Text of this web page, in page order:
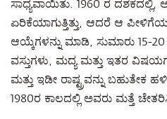
ಸಾಧ್ಯವಾಯಿತು. 1960 ರ
ಏರಿಕೆಯಾಗುತ್ತಿತ್ತು, ಆದರೆ ಆ
ಆಯ್ಕೆಗಳನ್ನು ಮಾಡಿ, ಸುಮಾರು 15-
ವಸ್ತುಗಳು, ಮದ್ಯ ಮತ್ತು ಇತರ
ಮತ್ತು ಇಡೀ ರಾಷ್ಟ್ರವನ್ನು ಬಹುತೇಕ
1980ರ ಕಾಲದಲ್ಲಿ ಅವರು ಮತ್ತೆ